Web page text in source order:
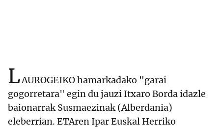
LAUROGEIKO hamarkadako "garai
gogorretara" egin du jauzi Itxaro Borda idazle
baionarrak Susmaezinak (Alberdania)
eleberrian. ETAren Ipar Euskal Herriko